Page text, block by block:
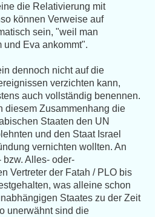
die Relativierung mit
können Verweise auf
sein, "weil man
und Eva ankommt".
dennoch nicht auf die
verzichten kann,
auch vollständig benennen.
diesem Zusammenhang die
Staaten den UN
und den Staat Israel
vernichten wollten. An
Alles- oder-
Vertreter der Fatah / PLO bis
was alleine schon
Staates zu der Zeit
unerwähnt sind die